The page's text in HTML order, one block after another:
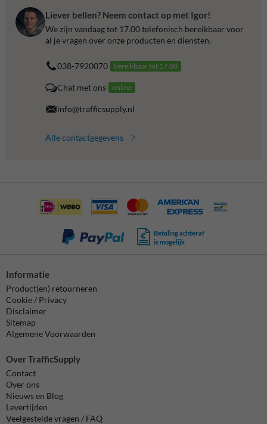
Liever bellen? Neem contact op met Igor!
We zijn vandaag tot 17.00 telefonisch bereikbaar voor
al je vragen over onze producten en diensten.
038-7920070 bereikbaar tot 17.00
Chat met ons online
info@trafficsupply.nl
Alle contactgegevens
Betaling achteraf
is mogelijk
Informatie
Product(en) retourneren
Cookie / Privacy
Disclaimer
Sitemap
Algemene Voorwaarden
Over TrafficSupply
Contact
Over ons
Nieuws en Blog
Levertijden
Veelgestelde vragen / FAQ